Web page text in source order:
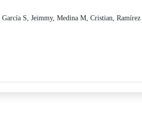
García S, Jeimmy, Medina M, Cristian, Ramírez